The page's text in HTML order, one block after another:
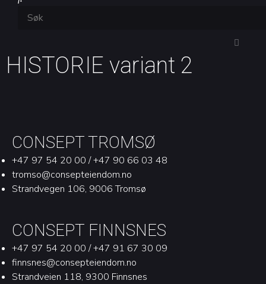
HISTORIE variant 2
CONSEPT TROMSØ
+47 97 54 20 00 / +47 90 66 03 48
tromso@consepteiendom.no
Strandvegen 106, 9006 Tromsø
CONSEPT FINNSNES
+47 97 54 20 00 / +47 91 67 30 09
finnsnes@consepteiendom.no
Strandveien 118, 9300 Finnsnes